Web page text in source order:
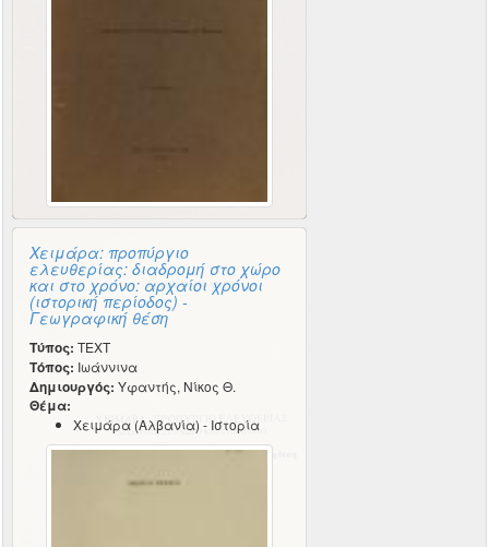
Χειμάρα: προπύργιο
ελευθερίας: διαδρομή στο χώρο
και στο χρόνο: αρχαίοι χρόνοι
(ιστορική περίοδος) -
Γεωγραφική θέση
Τύπος: TEXT
Τόπος: Ιωάννινα
Δημιουργός: Υφαντής, Νίκος Θ.
Θέμα:
Χειμάρα (Αλβανία) - Ιστορία